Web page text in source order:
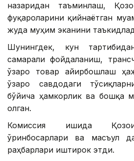
назаридан таъминлаш,
фуқароларини қийнаётган
жуда муҳим эканини
Шунингдек, кун
самарали фойдаланиш,
ўзаро товар айирбошлаш
ўзаро савдодаги
бўйича ҳамкорлик ва бошқа
олган.
Комиссия ишида
ўринбосарлари ва масъул
раҳбарлари иштирок этди.